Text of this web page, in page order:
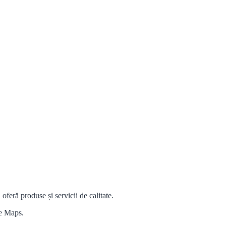
produse și servicii de calitate.
Maps.